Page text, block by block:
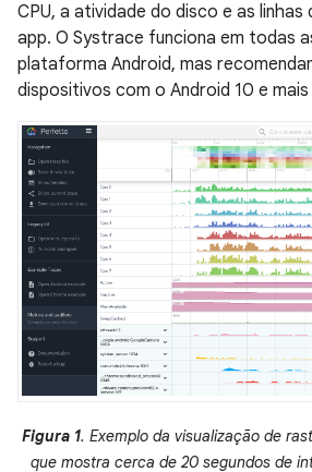
CPU, a atividade do disco e as linhas
app. O Systrace funciona em todas
plataforma Android, mas
dispositivos com o Android 10 e
Figura 1. Exemplo da visualização de
que mostra cerca de 20 segundos de